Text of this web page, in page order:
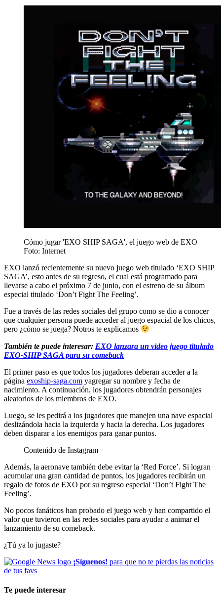
Cómo jugar 'EXO SHIP SAGA', el juego web de EXO
Foto: Internet
EXO lanzó recientemente su nuevo juego web titulado ‘EXO SHIP
SAGA’, esto antes de su regreso, el cual está programado para
llevarse a cabo el próximo 7 de junio, con el estreno de su álbum
especial titulado ‘Don’t Fight The Feeling’.
Fue a través de las redes sociales del grupo como se dio a conocer
que cualquier persona puede acceder al juego espacial de los chicos,
pero ¿cómo se juega? Notros te explicamos
También te puede interesar: EXO lanzara un video juego titulado
EXO-SHIP SAGA para su comeback
El primer paso es que todos los jugadores deberan acceder a la
página exoship-saga.com yagregar su nombre y fecha de
nacimiento. A continuación, los jugadores obtendrán personajes
aleatorios de los miembros de EXO.
Luego, se les pedirá a los jugadores que manejen una nave espacial
deslizándola hacia la izquierda y hacia la derecha. Los jugadores
deben disparar a los enemigos para ganar puntos.
Contenido de Instagram
Además, la aeronave también debe evitar la ‘Red Force’. Si logran
acumular una gran cantidad de puntos, los jugadores recibirán un
regalo de fotos de EXO por su regreso especial ‘Don’t Fight The
Feeling’.
No pocos fanáticos han probado el juego web y han compartido el
valor que tuvieron en las redes sociales para ayudar a animar el
lanzamiento de su comeback.
¿Tú ya lo jugaste?
¡Síguenos! para que no te pierdas las noticias
de tus favs
Te puede interesar